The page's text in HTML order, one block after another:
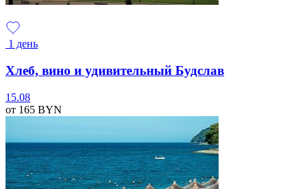
1 день
Хлеб, вино и удивительный Будслав
15.08
от 165 BYN